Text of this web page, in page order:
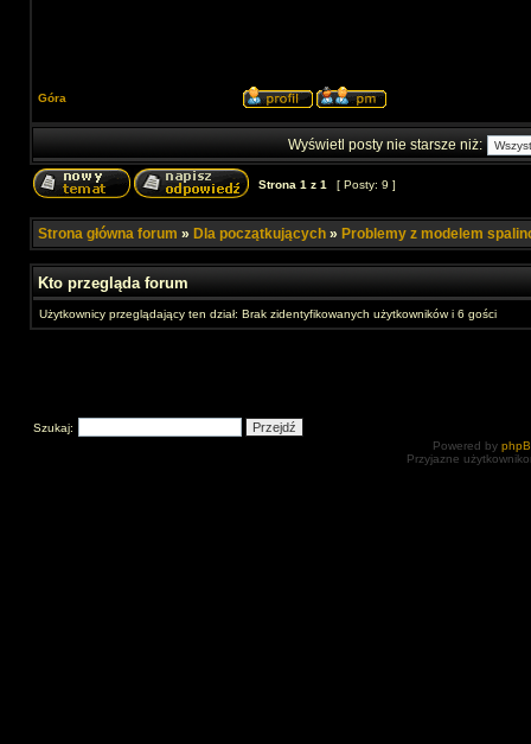
Góra
Wyświetl posty nie starsze niż:
Strona 1 z 1 [ Posty: 9 ]
Strona główna forum » Dla początkujących » Problemy z modelem
Kto przegląda forum
Użytkownicy przeglądający ten dział: Brak zidentyfikowanych użytkowników i 6 gości
Szukaj:
Powered by
Przyjazne